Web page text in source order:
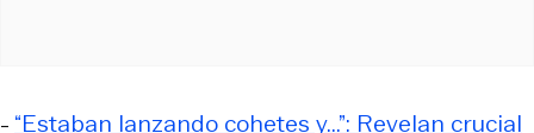
- “Estaban lanzando cohetes y...”: Revelan crucial